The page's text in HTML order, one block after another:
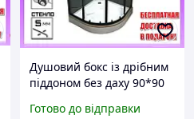
Душовий бокс із дрібним
піддоном без даху 90*90
прозоре
Готово до відправки